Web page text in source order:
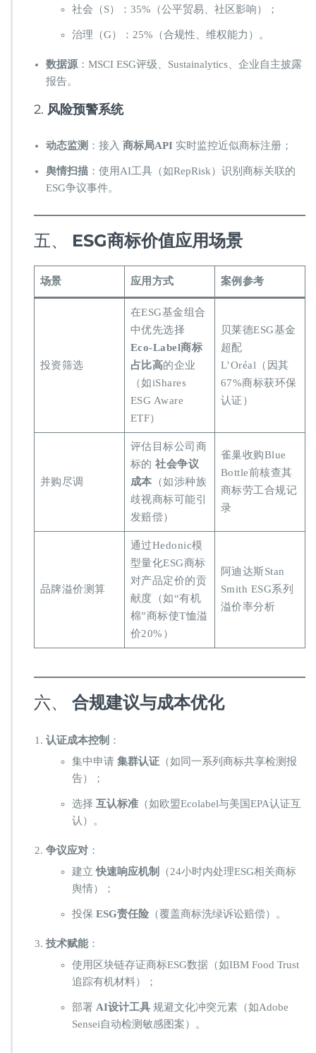
社会（S）：35%（公平贸易、社区影响）；
治理（G）：25%（合规性、维权能力）。
​数据源​ ​：MSCI ESG评级、Sustainalytics、企业自主披露
报告。
2. ​ ​风险预警系统​
​动态监测​ ​：接入 ​ ​商标局API​ ​ 实时监控近似商标注册；
​舆情扫描​ ​：使用AI工具（如RepRisk）识别商标关联的
ESG争议事件。
五、 ​ ​ESG商标价值应用场景​
​场景​ ​应用方式​ ​案例参考​
投资筛选
在ESG基金组合
中优先选择 ​
Eco-Label商标
占比高​​的企业
（如iShares
ESG Aware
ETF）
贝莱德ESG基金
超配
L’Oréal（因其
67%商标获环保
认证）
并购尽调
评估目标公司商
标的 ​ ​社会争议
成本​ ​（如涉种族
歧视商标可能引
发赔偿）
雀巢收购Blue
Bottle前核查其
商标劳工合规记
录
品牌溢价测算
通过Hedonic模
型量化ESG商标
对产品定价的贡
献度（如“有机
棉”商标使T恤溢
价20%）
阿迪达斯Stan
Smith ESG系列
溢价率分析
六、 ​ ​合规建议与成本优化​
​认证成本控制​ ​：
集中申请 ​ ​集群认证​​（如同一系列商标共享检测报
告）；
选择 ​ ​互认标准​​（如欧盟Ecolabel与美国EPA认证互
认）。
​争议应对​ ​：
建立 ​​快速响应机制​
​（24小时内处理ESG相关商标
舆情）；
投保 ​ ​ESG责任险​​（覆盖商标洗绿诉讼赔偿）。
​技术赋能​ ​：
使用区块链存证商标ESG数据（如IBM Food Trust
追踪有机材料）；
部署 ​ ​AI设计工具​​ 规避文化冲突元素（如Adobe
Sensei自动检测敏感图案）。